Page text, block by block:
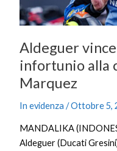
Aldeguer
infortunio alla
Marquez
In evidenza /Ottobre 5,
MANDALIKA
Aldeguer (Ducati
Marquez